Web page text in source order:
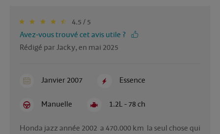
4.5 / 5
Avez-vous trouvé cet avis utile ?
Rédigé par Jacky, en mai 2025
Janvier 2007 Essence
Manuelle 1.2L - 78 ch
Honda jazz année 2002  a 470.000 km  la seul chose qui